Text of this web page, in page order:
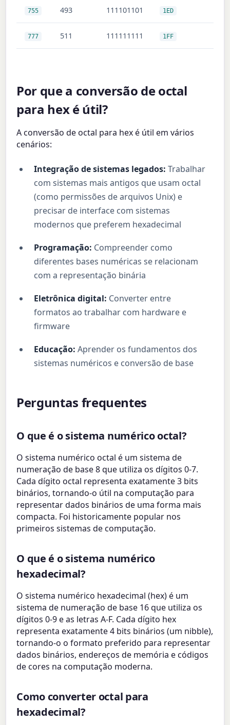
755 493 111101101 1ED
777 511 111111111 1FF
Por que a conversão de octal
para hex é útil?
A conversão de octal para hex é útil em vários
cenários:
Integração de sistemas legados: Trabalhar
com sistemas mais antigos que usam octal
(como permissões de arquivos Unix) e
precisar de interface com sistemas
modernos que preferem hexadecimal
Programação: Compreender como
diferentes bases numéricas se relacionam
com a representação binária
Eletrônica digital: Converter entre
formatos ao trabalhar com hardware e
firmware
Educação: Aprender os fundamentos dos
sistemas numéricos e conversão de base
Perguntas frequentes
O que é o sistema numérico octal?
O sistema numérico octal é um sistema de
numeração de base 8 que utiliza os dígitos 0-7.
Cada dígito octal representa exatamente 3 bits
binários, tornando-o útil na computação para
representar dados binários de uma forma mais
compacta. Foi historicamente popular nos
primeiros sistemas de computação.
O que é o sistema numérico
hexadecimal?
O sistema numérico hexadecimal (hex) é um
sistema de numeração de base 16 que utiliza os
dígitos 0-9 e as letras A-F. Cada dígito hex
representa exatamente 4 bits binários (um nibble),
tornando-o o formato preferido para representar
dados binários, endereços de memória e códigos
de cores na computação moderna.
Como converter octal para
hexadecimal?